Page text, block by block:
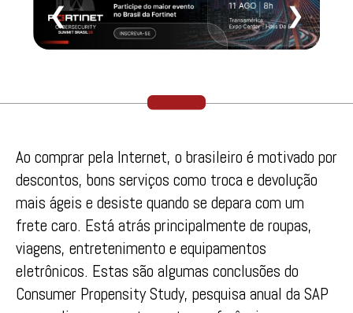
❮ ❯
Ao comprar pela Internet, o brasileiro é motivado por
descontos, bons serviços como troca e devolução
mais ágeis e desiste quando se depara com um
frete caro. Está atrás principalmente de roupas,
viagens, entretenimento e equipamentos
eletrônicos. Estas são algumas conclusões do
Consumer Propensity Study, pesquisa anual da SAP